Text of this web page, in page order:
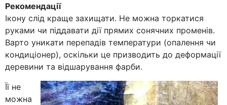
Рекомендації
Ікону слід краще захищати. Не можна торкатися
руками чи піддавати дії прямих сонячних променів.
Варто уникати перепадів температури (опалення чи
кондиціонер), оскільки це призводить до деформації
деревини та відшарування фарби.
Її не
можна